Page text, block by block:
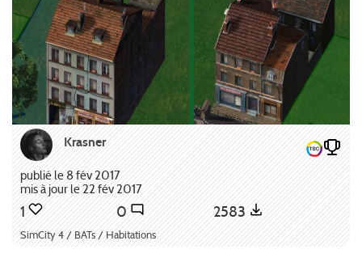
Krasner
publié le 8 fév 2017
mis à jour le 22 fév 2017
1 0 2583
SimCity 4 / BATs / Habitations